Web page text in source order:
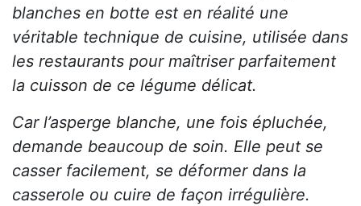
blanches en botte est en réalité une
véritable technique de cuisine, utilisée dans
les restaurants pour maîtriser parfaitement
la cuisson de ce légume délicat.
Car l’asperge blanche, une fois épluchée,
demande beaucoup de soin. Elle peut se
casser facilement, se déformer dans la
casserole ou cuire de façon irrégulière.